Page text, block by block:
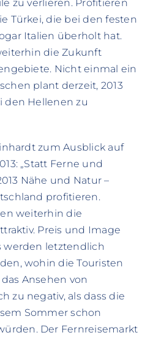
zu verlieren. Profitieren
Türkei, die bei den festen
Italien überholt hat.
die Zukunft
Nicht einmal ein
plant derzeit, 2013
den Hellenen zu
zum Ausblick auf
„Statt Ferne und
Nähe und Natur –
profitieren.
weiterhin die
Preis und Image
werden letztendlich
wohin die Touristen
Ansehen von
zu negativ, als dass die
Sommer schon
Der Fernreisemarkt